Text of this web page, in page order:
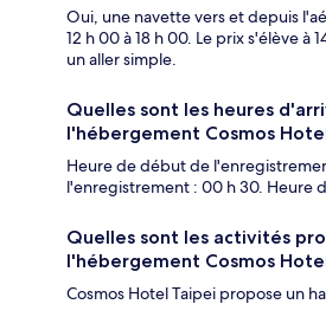
Oui, une navette vers et depuis
12 h 00 à 18 h 00. Le prix s'élève à
un aller simple.
Quelles sont les heures
l'hébergement Cosmos
Heure de début de
l'enregistrement : 00 h 30. Heure
Quelles sont les activités
l'hébergement Cosmos
Cosmos Hotel Taipei propose un